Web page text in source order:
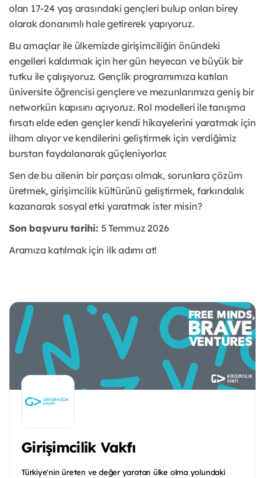
olan 17-24 yaş arasındaki gençleri bulup onları birey
olarak donanımlı hale getirerek yapıyoruz.
Bu amaçlar ile ülkemizde girişimciliğin önündeki
engelleri kaldırmak için her gün heyecan ve büyük bir
tutku ile çalışıyoruz. Gençlik programımıza katılan
üniversite öğrencisi gençlere ve mezunlarımıza geniş bir
networkün kapısını açıyoruz. Rol modelleri ile tanışma
fırsatı elde eden gençler kendi hikayelerini yaratmak için
ilham alıyor ve kendilerini geliştirmek için verdiğimiz
burstan faydalanarak güçleniyorlar.
Sen de bu ailenin bir parçası olmak, sorunlara çözüm
üretmek, girişimcilik kültürünü geliştirmek, farkındalık
kazanarak sosyal etki yaratmak ister misin?
Son başvuru tarihi: 5 Temmuz 2026
Aramıza katılmak için ilk adımı at!
Girişimcilik Vakfı
Türkiye'nin üreten ve değer yaratan ülke olma yolundaki